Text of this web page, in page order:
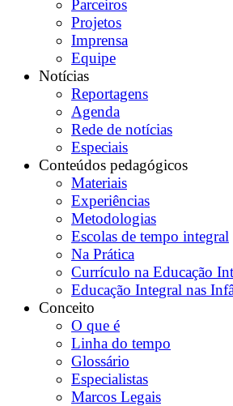
Parceiros
Projetos
Imprensa
Equipe
Notícias
Reportagens
Agenda
Rede de notícias
Especiais
Conteúdos pedagógicos
Materiais
Experiências
Metodologias
Escolas de tempo integral
Na Prática
Currículo na Educação
Educação Integral nas
Conceito
O que é
Linha do tempo
Glossário
Especialistas
Marcos Legais